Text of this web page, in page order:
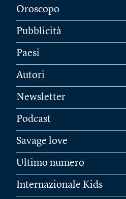
Oroscopo
Pubblicità
Paesi
Autori
Newsletter
Podcast
Savage love
Ultimo numero
Internazionale Kids